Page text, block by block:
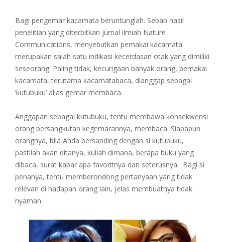
Bagi pengemar kacamata beruntunglah. Sebab hasil
penelitian yang diterbitkan jurnal ilmiah Nature
Communications, menyebutkan pemakai kacamata
merupakan salah satu indikasi kecerdasan otak yang dimiliki
seseorang. Paling tidak, kecurigaan banyak orang, pemakai
kacamata, terutama kacamatabaca, dianggap sebagai
‘kutubuku’ alias gemar membaca.
Anggapan sebagai kutubuku, tentu membawa konsekwensi
orang bersangkutan kegemarannya, membaca. Siapapun
orangnya, bila Anda bersanding dengan si kutubuku,
pastilah akan ditanya, kuliah dimana, berapa buku yang
dibaca, surat kabar apa favoritnya dan seterusnya. Bagi si
penanya, tentu memberondong pertanyaan yang tidak
relevan di hadapan orang lain, jelas membuatnya tidak
nyaman.